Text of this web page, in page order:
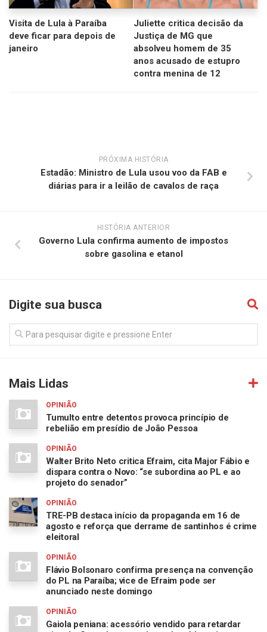
Visita de Lula à Paraíba
deve ficar para depois de
janeiro
Juliette critica decisão da
Justiça de MG que
absolveu homem de 35
anos acusado de estupro
contra menina de 12
PRÓXIMA HISTÓRIA
Estadão: Ministro de Lula usou voo da FAB e
diárias para ir a leilão de cavalos de raça
HISTÓRIA ANTERIOR
Governo Lula confirma aumento de impostos
sobre gasolina e etanol
Digite sua busca
Mais Lidas
OPINIÃO
Tumulto entre detentos provoca princípio de
rebelião em presídio de João Pessoa
OPINIÃO
Walter Brito Neto critica Efraim, cita Major Fábio e
dispara contra o Novo: “se subordina ao PL e ao
projeto do senador”
OPINIÃO
TRE-PB destaca início da propaganda em 16 de
agosto e reforça que derrame de santinhos é crime
eleitoral
OPINIÃO
Flávio Bolsonaro confirma presença na convenção
do PL na Paraíba; vice de Efraim pode ser
anunciado neste domingo
OPINIÃO
Gaiola peniana: acessório vendido para retardar